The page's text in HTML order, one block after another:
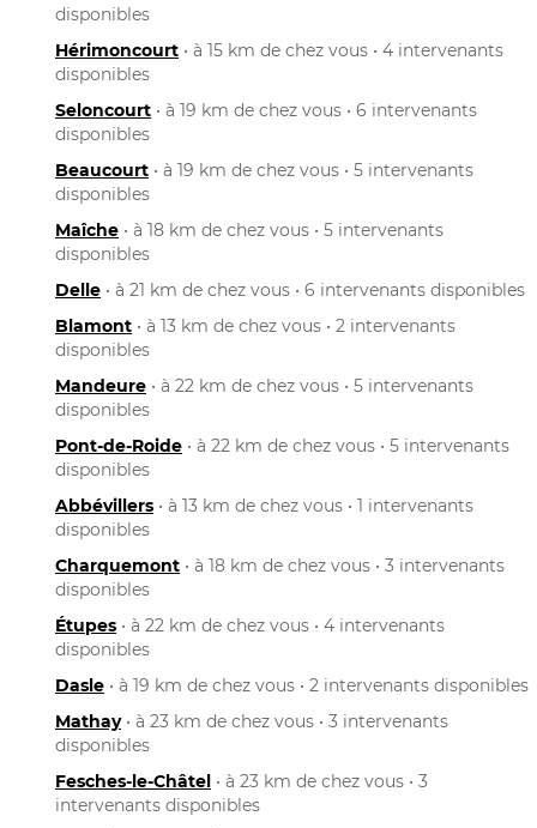
disponibles
Hérimoncourt • à 15 km de chez vous • 4 intervenants
disponibles
Seloncourt • à 19 km de chez vous • 6 intervenants
disponibles
Beaucourt • à 19 km de chez vous • 5 intervenants
disponibles
Maîche • à 18 km de chez vous • 5 intervenants
disponibles
Delle • à 21 km de chez vous • 6 intervenants disponibles
Blamont • à 13 km de chez vous • 2 intervenants
disponibles
Mandeure • à 22 km de chez vous • 5 intervenants
disponibles
Pont-de-Roide • à 22 km de chez vous • 5 intervenants
disponibles
Abbévillers • à 13 km de chez vous • 1 intervenants
disponibles
Charquemont • à 18 km de chez vous • 3 intervenants
disponibles
Étupes • à 22 km de chez vous • 4 intervenants
disponibles
Dasle • à 19 km de chez vous • 2 intervenants disponibles
Mathay• à 23 km de chez vous • 3 intervenants
disponibles
Fesches-le-Châtel • à 23 km de chez vous • 3
intervenants disponibles